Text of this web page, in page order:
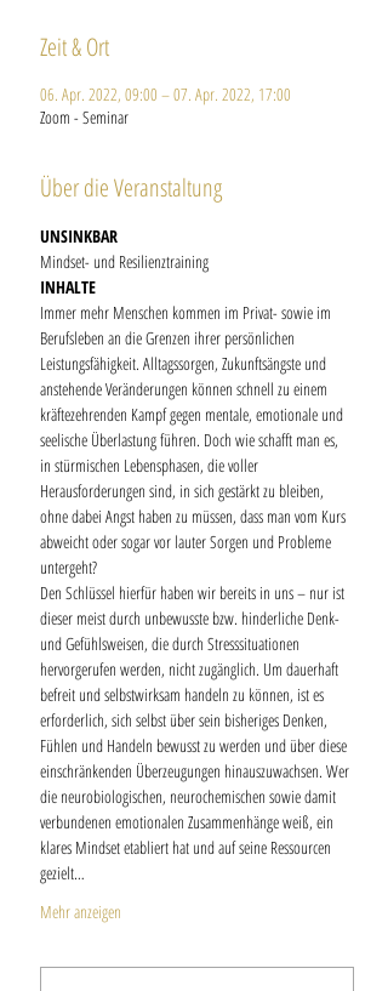
Zeit & Ort
06. Apr. 2022, 09:00 – 07. Apr. 2022, 17:00
Zoom - Seminar
Über die Veranstaltung
UNSINKBAR
Mindset- und Resilienztraining
INHALTE
Immer mehr Menschen kommen im Privat- sowie im
Berufsleben an die Grenzen ihrer persönlichen
Leistungsfähigkeit. Alltagssorgen, Zukunftsängste und
anstehende Veränderungen können schnell zu einem
kräftezehrenden Kampf gegen mentale, emotionale und
seelische Überlastung führen. Doch wie schafft man es,
in stürmischen Lebensphasen, die voller
Herausforderungen sind, in sich gestärkt zu bleiben,
ohne dabei Angst haben zu müssen, dass man vom Kurs
abweicht oder sogar vor lauter Sorgen und Probleme
untergeht?
Den Schlüssel hierfür haben wir bereits in uns – nur ist
dieser meist durch unbewusste bzw. hinderliche Denk-
und Gefühlsweisen, die durch Stresssituationen
hervorgerufen werden, nicht zugänglich. Um dauerhaft
befreit und selbstwirksam handeln zu können, ist es
erforderlich, sich selbst über sein bisheriges Denken,
Fühlen und Handeln bewusst zu werden und über diese
einschränkenden Überzeugungen hinauszuwachsen. Wer
die neurobiologischen, neurochemischen sowie damit
verbundenen emotionalen Zusammenhänge weiß, ein
klares Mindset etabliert hat und auf seine Ressourcen
gezielt…
Mehr anzeigen